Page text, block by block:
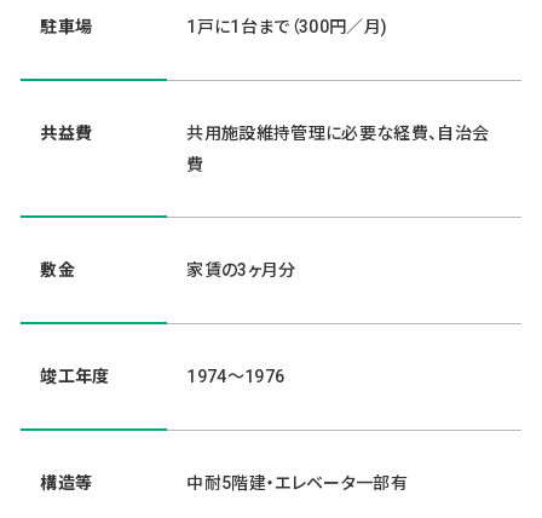
駐車場 1戸に1台まで（300円／月)
共益費
共用施設維持管理に必要な経費、自治会
費
敷金 家賃の3ヶ月分
竣工年度 1974～1976
構造等 中耐5階建・エレベータ一部有